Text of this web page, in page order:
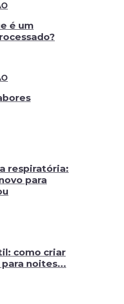
é um
respiratória:
para
como criar
noites...